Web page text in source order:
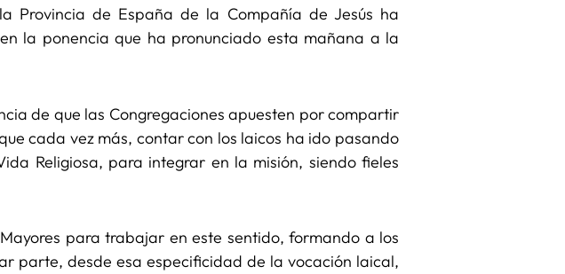
Provincia de España de la Compañía de Jesús ha
la ponencia que ha pronunciado esta mañana a la
de que las Congregaciones apuesten por compartir
cada vez más, contar con los laicos ha ido pasando
Religiosa, para integrar en la misión, siendo fieles
para trabajar en este sentido, formando a los
parte, desde esa especificidad de la vocación laical,